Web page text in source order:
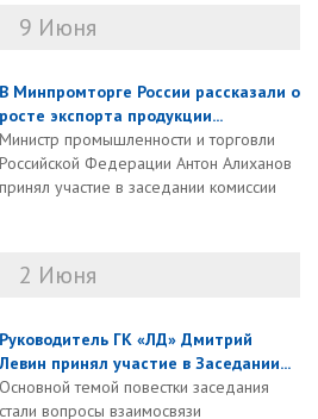
9 Июня
В Минпромторге России рассказали о
росте экспорта продукции...
Министр промышленности и торговли
Российской Федерации Антон Алиханов
принял участие в заседании комиссии
2 Июня
Руководитель ГК «ЛД» Дмитрий
Левин принял участие в Заседании...
Основной темой повестки заседания
стали вопросы взаимосвязи